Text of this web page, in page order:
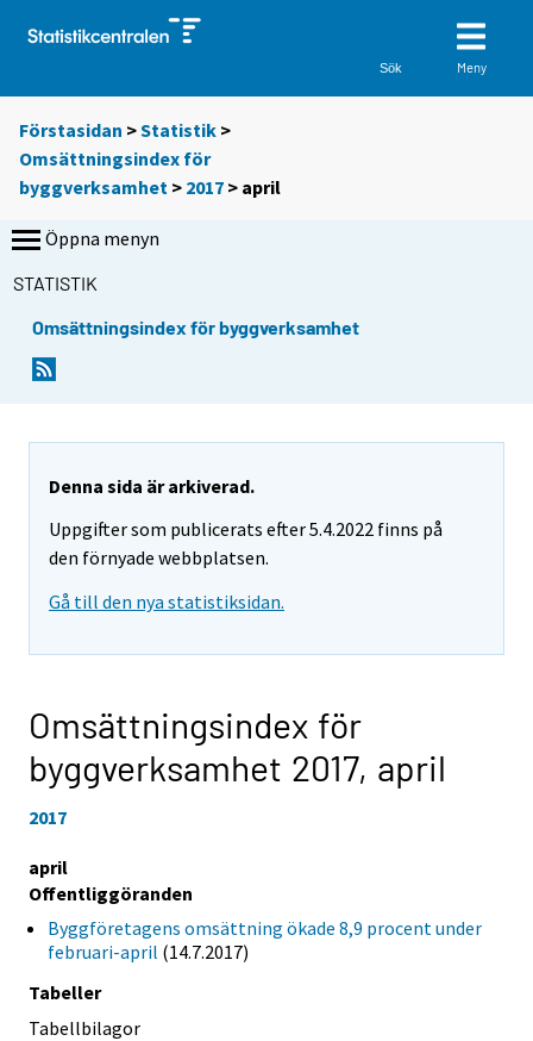
Sök Meny
Förstasidan >Statistik >
Omsättningsindex för
byggverksamhet > 2017 > april
Öppna menyn
STATISTIK
Omsättningsindex för byggverksamhet
Denna sida är arkiverad.
Uppgifter som publicerats efter 5.4.2022 finns på
den förnyade webbplatsen.
Gå till den nya statistiksidan.
Omsättningsindex för
byggverksamhet 2017, april
2017
april
Offentliggöranden
Byggföretagens omsättning ökade 8,9 procent under
februari-april (14.7.2017)
Tabeller
Tabellbilagor